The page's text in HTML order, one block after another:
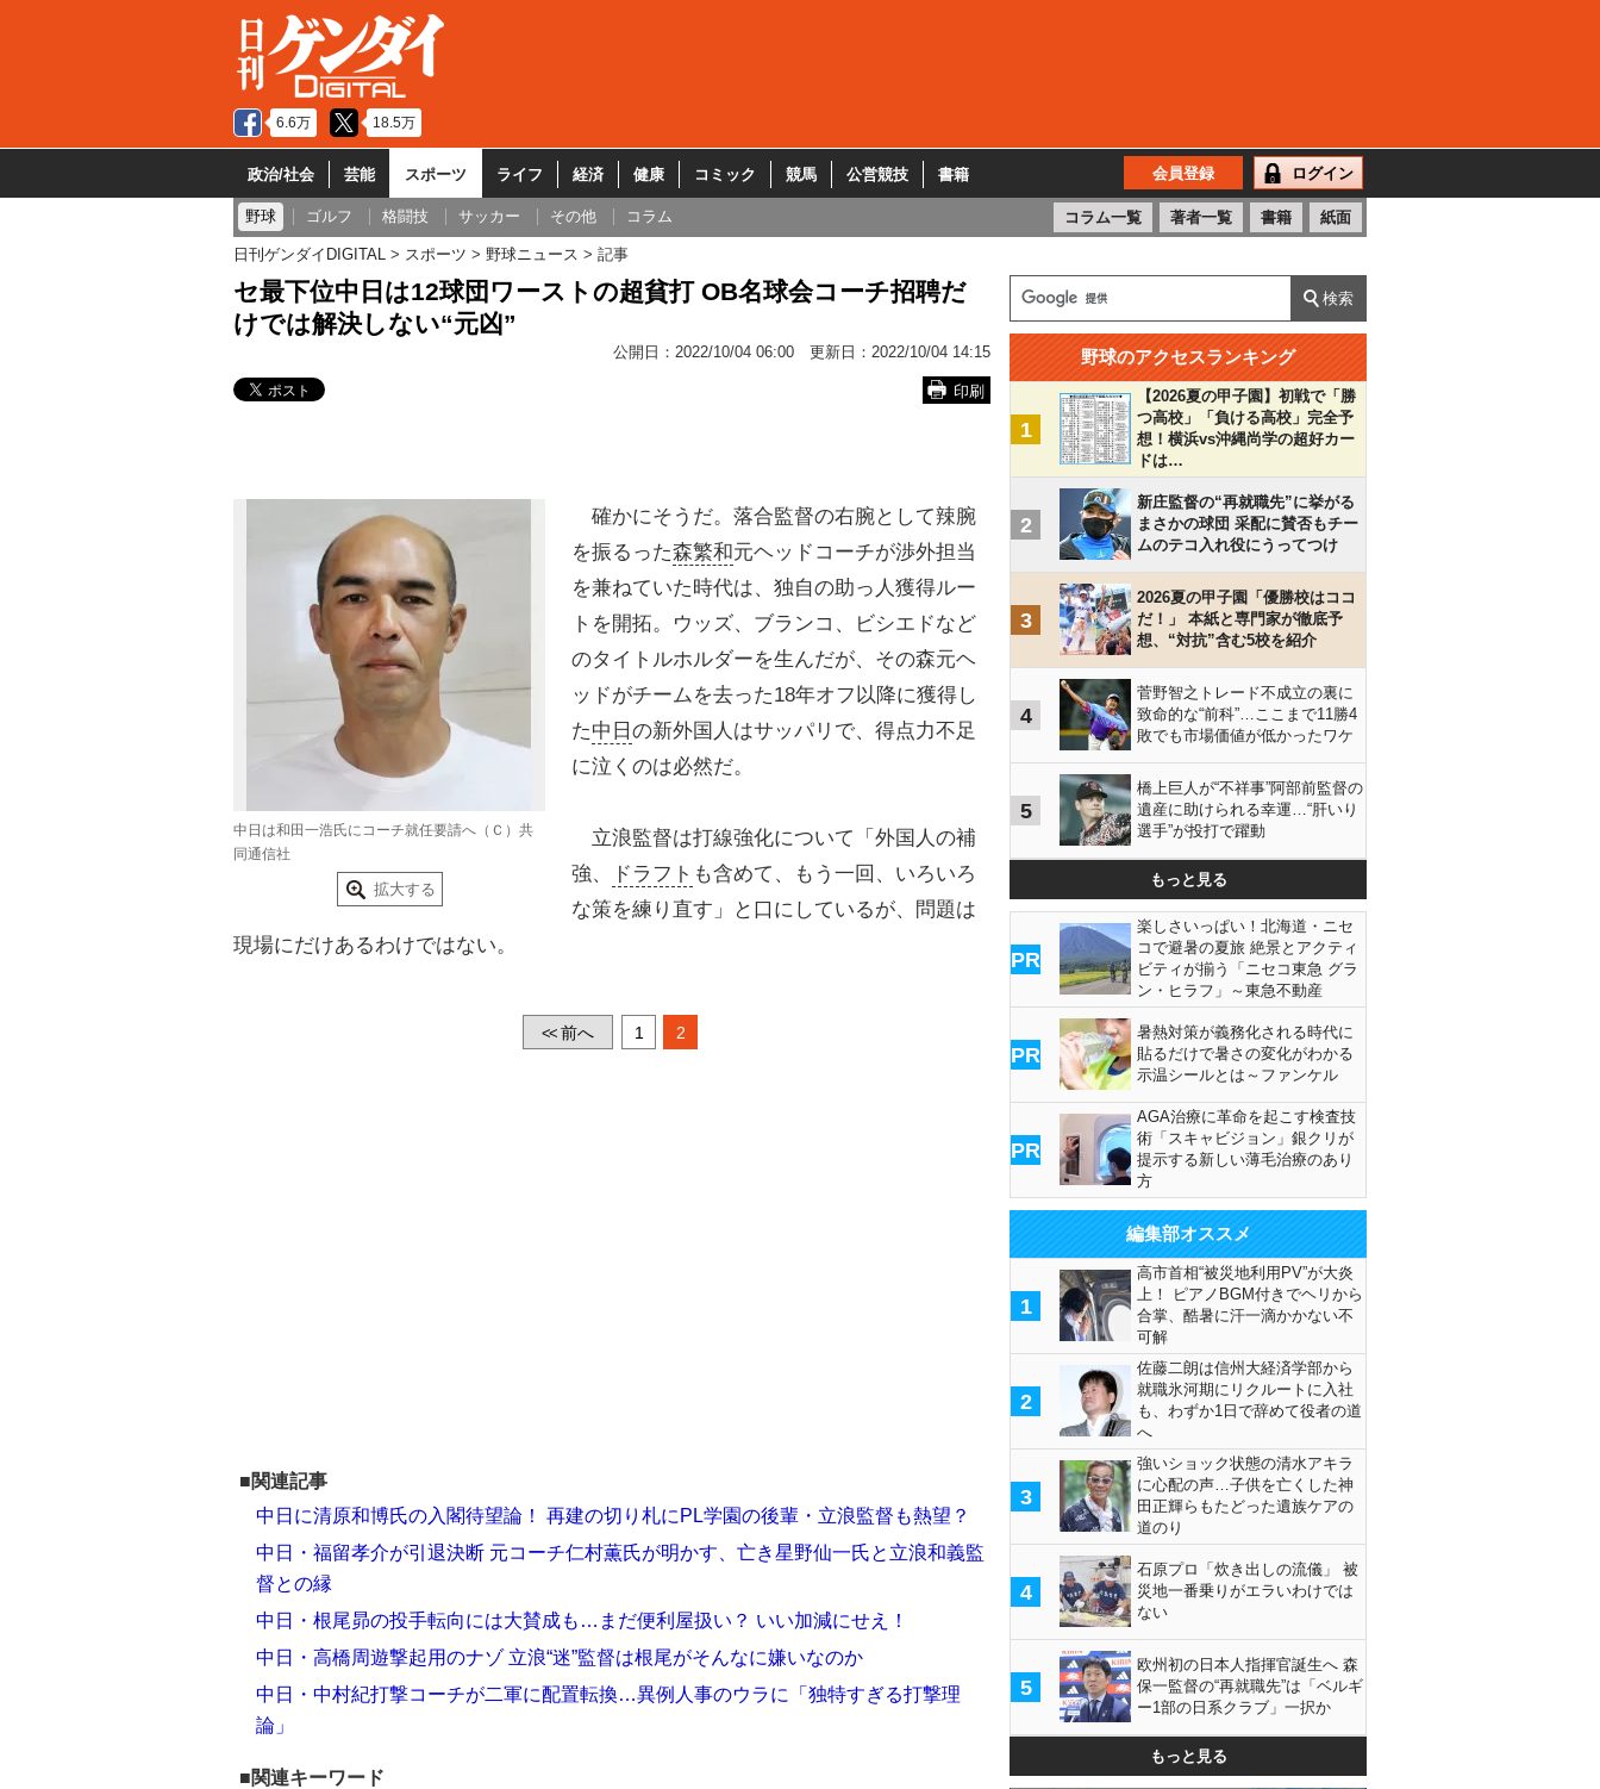
6.6万 18.5万
政治/社会 芸能 スポーツ ライフ 経済 健康 コミック 競馬 公営競技 書籍 会員登録 ログイン
野球 ゴルフ 格闘技 サッカー その他 コラム コラム一覧 著者一覧 書籍 紙面
日刊ゲンダイDIGITAL スポーツ 野球ニュース 記事
セ最下位中日は12球団ワーストの超貧打 OB名球会コーチ招聘だ
けでは解決しない“元凶”
公開日： 2022/10/04 06:00 更新日： 2022/10/04 14:15
印刷
中日は和田一浩氏にコーチ就任要請へ（Ｃ）共
同通信社
拡大する
確かにそうだ。落合監督の右腕として辣腕
を振るった森繁和元ヘッドコーチが渉外担当
を兼ねていた時代は、独自の助っ人獲得ルー
トを開拓。ウッズ、ブランコ、ビシエドなど
のタイトルホルダーを生んだが、その森元ヘ
ッドがチームを去った18年オフ以降に獲得し
た中日 の新外国人はサッパリで、得点力不足
に泣くのは必然だ。
立浪監督は打線強化について「外国人の補
強、
ドラフト も含めて、もう一回、いろいろ
な策を練り直す」と口にしているが、問題は
現場にだけあるわけではない。
<<前へ 1 2
■関連記事
中日に清原和博氏の入閣待望論！ 再建の切り札にPL学園の後輩・立浪監督も熱望？
中日・福留孝介が引退決断 元コーチ仁村薫氏が明かす、亡き星野仙一氏と立浪和義監
督との縁
中日・根尾昴の投手転向には大賛成も…まだ便利屋扱い？ いい加減にせえ！
中日・高橋周遊撃起用のナゾ 立浪“迷”監督は根尾がそんなに嫌いなのか
中日・中村紀打撃コーチが二軍に配置転換…異例人事のウラに「独特すぎる打撃理
論」
■関連キーワード
野球のアクセスランキング
1
【2026夏の甲子園】初戦で「勝
つ高校」「負ける高校」完全予
想！横浜vs沖縄尚学の超好カー
ドは…
2
新庄監督の“再就職先”に挙がる
まさかの球団 采配に賛否もチー
ムのテコ入れ役にうってつけ
3
2026夏の甲子園「優勝校はココ
だ！」 本紙と専門家が徹底予
想、“対抗”含む5校を紹介
4
菅野智之トレード不成立の裏に
致命的な“前科”…ここまで11勝4
敗でも市場価値が低かったワケ
5
橋上巨人が“不祥事”阿部前監督の
遺産に助けられる幸運…“肝いり
選手”が投打で躍動
もっと見る
PR
楽しさいっぱい！北海道・ニセ
コで避暑の夏旅 絶景とアクティ
ビティが揃う「ニセコ東急 グラ
ン・ヒラフ」～東急不動産
PR
暑熱対策が義務化される時代に
貼るだけで暑さの変化がわかる
示温シールとは～ファンケル
PR
AGA治療に革命を起こす検査技
術「スキャビジョン」銀クリが
提示する新しい薄毛治療のあり
方
編集部オススメ
1
高市首相“被災地利用PV”が大炎
上！ ピアノBGM付きでヘリから
合掌、酷暑に汗一滴かかない不
可解
2
佐藤二朗は信州大経済学部から
就職氷河期にリクルートに入社
も、わずか1日で辞めて役者の道
へ
3
強いショック状態の清水アキラ
に心配の声…子供を亡くした神
田正輝らもたどった遺族ケアの
道のり
4
石原プロ「炊き出しの流儀」 被
災地一番乗りがエラいわけでは
ない
5
欧州初の日本人指揮官誕生へ 森
保一監督の“再就職先”は「ベルギ
ー1部の日系クラブ」一択か
もっと見る